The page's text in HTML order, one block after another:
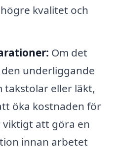
kvalitet och
Om det
underliggande
takstolar eller läkt,
öka kostnaden för
att göra en
innan arbetet